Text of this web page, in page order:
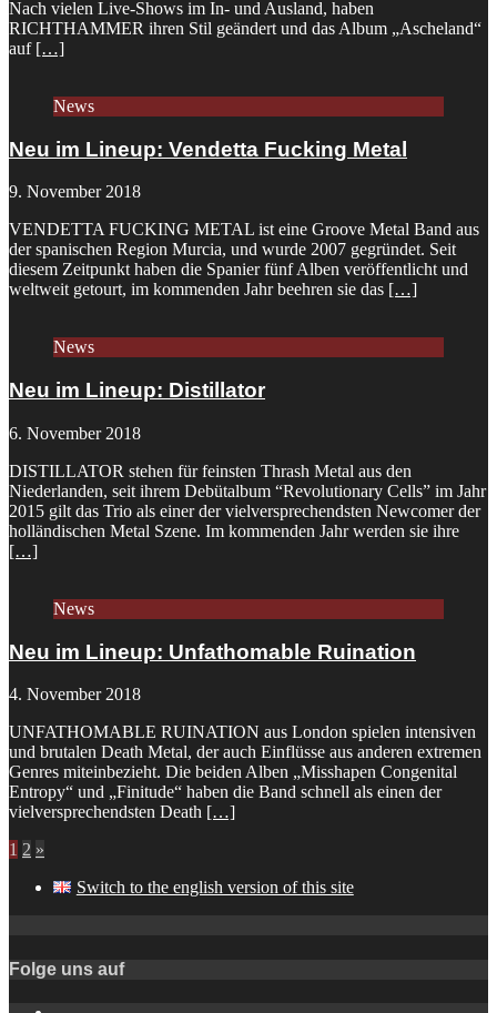
Nach vielen Live-Shows im In- und Ausland, haben
RICHTHAMMER ihren Stil geändert und das Album „Ascheland“
auf […]
News
Neu im Lineup: Vendetta Fucking Metal
9. November 2018
VENDETTA FUCKING METAL ist eine Groove Metal Band aus
der spanischen Region Murcia, und wurde 2007 gegründet. Seit
diesem Zeitpunkt haben die Spanier fünf Alben veröffentlicht und
weltweit getourt, im kommenden Jahr beehren sie das […]
News
Neu im Lineup: Distillator
6. November 2018
DISTILLATOR stehen für feinsten Thrash Metal aus den
Niederlanden, seit ihrem Debütalbum “Revolutionary Cells” im Jahr
2015 gilt das Trio als einer der vielversprechendsten Newcomer der
holländischen Metal Szene. Im kommenden Jahr werden sie ihre
[…]
News
Neu im Lineup: Unfathomable Ruination
4. November 2018
UNFATHOMABLE RUINATION aus London spielen intensiven
und brutalen Death Metal, der auch Einflüsse aus anderen extremen
Genres miteinbezieht. Die beiden Alben „Misshapen Congenital
Entropy“ und „Finitude“ haben die Band schnell als einen der
vielversprechendsten Death […]
1 2 »
Switch to the english version of this site
Folge uns auf